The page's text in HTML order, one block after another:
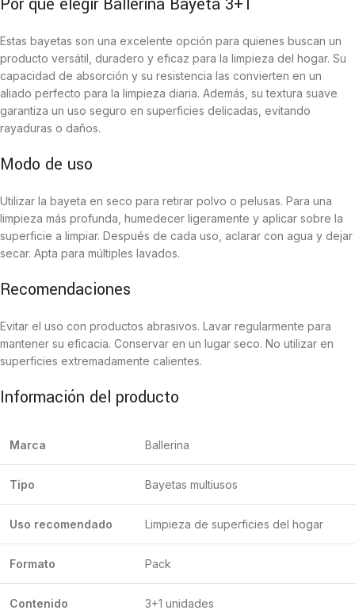
Estas bayetas son una excelente opción para quienes buscan un
producto versátil, duradero y eficaz para la limpieza del hogar. Su
capacidad de absorción y su resistencia las convierten en un
aliado perfecto para la limpieza diaria. Además, su textura suave
garantiza un uso seguro en superficies delicadas, evitando
rayaduras o daños.
Modo de uso
Utilizar la bayeta en seco para retirar polvo o pelusas. Para una
limpieza más profunda, humedecer ligeramente y aplicar sobre la
superficie a limpiar. Después de cada uso, aclarar con agua y dejar
secar. Apta para múltiples lavados.
Recomendaciones
Evitar el uso con productos abrasivos. Lavar regularmente para
mantener su eficacia. Conservar en un lugar seco. No utilizar en
superficies extremadamente calientes.
Información del producto
Marca Ballerina
Tipo Bayetas multiusos
Uso recomendado Limpieza de superficies del hogar
Formato Pack
Contenido 3+1 unidades